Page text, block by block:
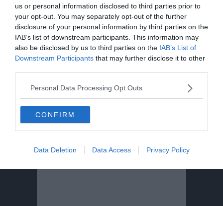
us or personal information disclosed to third parties prior to
your opt-out. You may separately opt-out of the further
disclosure of your personal information by third parties on the
IAB’s list of downstream participants. This information may
also be disclosed by us to third parties on the IAB’s List of
Downstream Participants that may further disclose it to other
Personal Data Processing Opt Outs
CONFIRM
Data Deletion Data Access Privacy Policy
Sei escursionisti bloccati dal
maltempo: intervento del Soccorso
Alpino